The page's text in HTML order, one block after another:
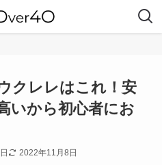
クレレはこれ！安
いから初心者にお
2022年11月8日